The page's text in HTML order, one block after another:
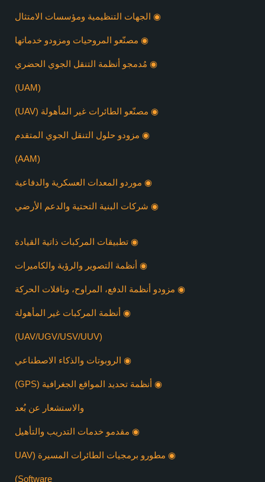
◉ الجهات التنظيمية ومؤسسات الامتثال
◉ مصنّعو المروحيات ومزودو خدماتها
◉ مُدمجو أنظمة التنقل الجوي الحضري
(UAM)
◉ مصنّعو الطائرات غير المأهولة (UAV)
◉ مزودو حلول التنقل الجوي المتقدم
(AAM)
◉ موردو المعدات العسكرية والدفاعية
◉ شركات البنية التحتية والدعم الأرضي
◉ تطبيقات المركبات ذاتية القيادة
◉ أنظمة التصوير والرؤية والكاميرات
◉ مزودو أنظمة الدفع، المراوح، وناقلات الحركة
◉ أنظمة المركبات غير المأهولة
(UAV/UGV/USV/UUV)
◉ الروبوتات والذكاء الاصطناعي
◉ أنظمة تحديد المواقع الجغرافية (GPS)
والاستشعار عن بُعد
◉ مقدمو خدمات التدريب والتأهيل
◉ مطورو برمجيات الطائرات المسيرة (UAV
Software)